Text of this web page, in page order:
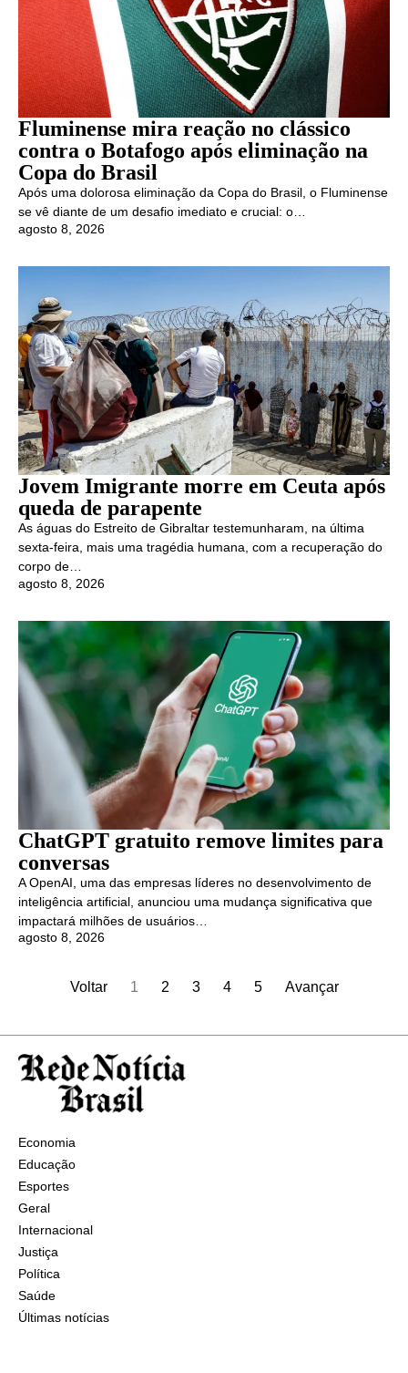
Fluminense mira reação no clássico
contra o Botafogo após eliminação na
Copa do Brasil
Após uma dolorosa eliminação da Copa do Brasil, o Fluminense
se vê diante de um desafio imediato e crucial: o…
agosto 8, 2026
Jovem Imigrante morre em Ceuta após
queda de parapente
As águas do Estreito de Gibraltar testemunharam, na última
sexta-feira, mais uma tragédia humana, com a recuperação do
corpo de…
agosto 8, 2026
ChatGPT gratuito remove limites para
conversas
A OpenAI, uma das empresas líderes no desenvolvimento de
inteligência artificial, anunciou uma mudança significativa que
impactará milhões de usuários…
agosto 8, 2026
Voltar 1 2 3 4 5 Avançar
Economia
Educação
Esportes
Geral
Internacional
Justiça
Política
Saúde
Últimas notícias